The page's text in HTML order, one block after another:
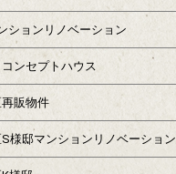
ションリノベーション
ンセプトハウス
販物件
様邸マンションリノベーション